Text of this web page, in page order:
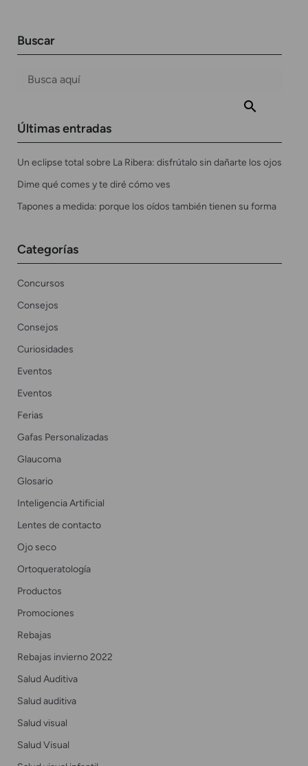
Buscar
Últimas entradas
Un eclipse total sobre La Ribera: disfrútalo sin dañarte los ojos
Dime qué comes y te diré cómo ves
Tapones a medida: porque los oídos también tienen su forma
Categorías
Concursos
Consejos
Consejos
Curiosidades
Eventos
Eventos
Ferias
Gafas Personalizadas
Glaucoma
Glosario
Inteligencia Artificial
Lentes de contacto
Ojo seco
Ortoqueratología
Productos
Promociones
Rebajas
Rebajas invierno 2022
Salud Auditiva
Salud auditiva
Salud visual
Salud Visual